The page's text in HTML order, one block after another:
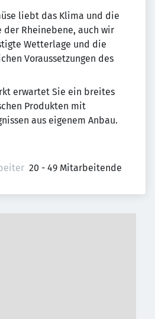
liebt das Klima und die
der Rheinebene, auch wir
Wetterlage und die
Voraussetzungen des
erwartet Sie ein breites
Produkten mit
aus eigenem Anbau.
20 - 49 Mitarbeitende